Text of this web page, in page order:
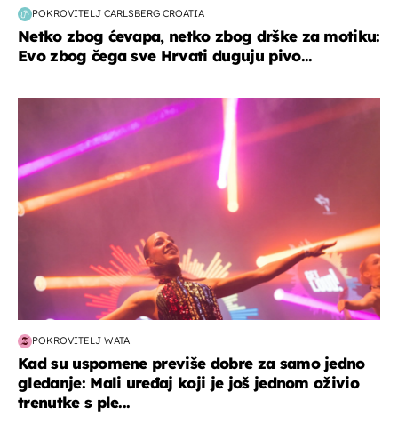
POKROVITELJ CARLSBERG CROATIA
Netko zbog ćevapa, netko zbog drške za motiku:
Evo zbog čega sve Hrvati duguju pivo...
POKROVITELJ WATA
Kad su uspomene previše dobre za samo jedno
gledanje: Mali uređaj koji je još jednom oživio
trenutke s ple...